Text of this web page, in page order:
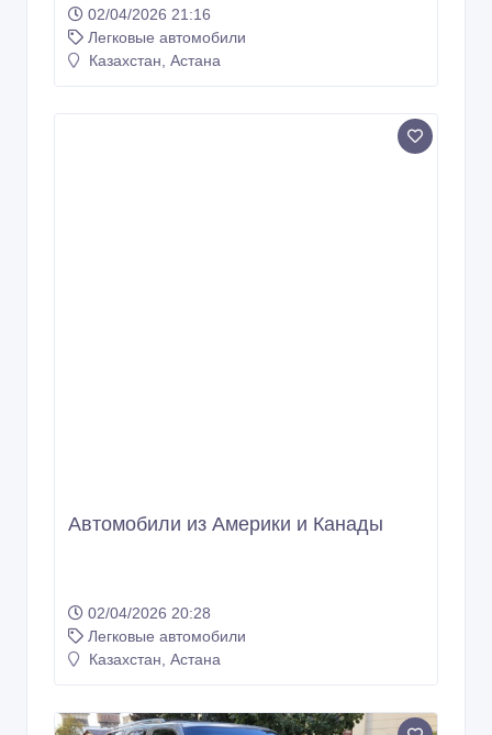
02/04/2026 21:16
Легковые автомобили
Казахстан, Астана
Автомобили из Америки и Канады
02/04/2026 20:28
Легковые автомобили
Казахстан, Астана